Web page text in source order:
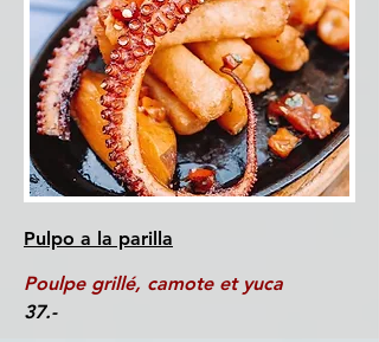
Pulpo a la parilla
Poulpe grillé, camote et yuca
37.-